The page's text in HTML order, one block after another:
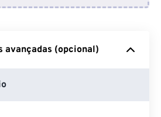
Drive
avançadas (opcional)